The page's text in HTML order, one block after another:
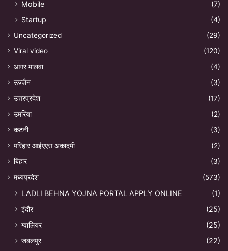
Mobile
(7)
Startup
(4)
Uncategorized
(29)
Viral video
(120)
आगर मालवा
(4)
उज्जैन
(3)
उत्तरप्रदेश
(17)
उमरिया
(2)
कटनी
(3)
परिहार आईएएस अकादमी
(2)
बिहार
(3)
मध्यप्रदेश
(573)
LADLI BEHNA YOJNA PORTAL APPLY ONLINE
(1)
इंदौर
(25)
ग्वालियर
(25)
जबलपुर
(22)